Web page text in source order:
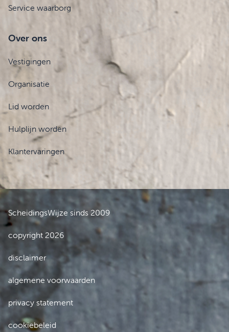
Service waarborg
Over ons
Vestigingen
Organisatie
Lid worden
Hulplijn worden
Klantervaringen
ScheidingsWijze sinds 2009
copyright 2026
disclaimer
algemene voorwaarden
privacy statement
cookiebeleid